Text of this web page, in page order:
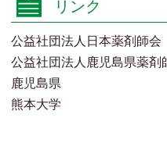
リンク
公益社団法人日本薬剤師会
公益社団法人鹿児島県薬剤
鹿児島県
熊本大学